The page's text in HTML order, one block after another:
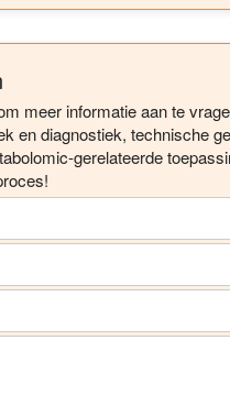
meer informatie aan te
en diagnostiek, technische
gerelateerde